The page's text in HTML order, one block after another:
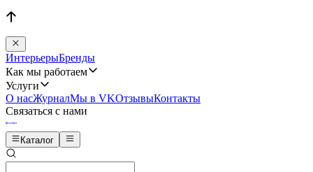
ИнтерьерыБренды
Как мы работаем
Услуги
О насЖурналМы в VKОтзывыКонтакты
Связаться с нами
Каталог